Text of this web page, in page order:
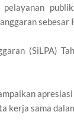
sebesar
(SiLPA)
kerja sama